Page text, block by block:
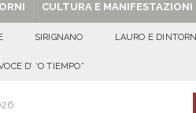
CULTURA E MANIFESTAZIONI
SIRIGNANO LAURO E DINTORNI
D’ ‘O TIEMPO”